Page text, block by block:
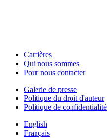
Footer
This
Site
Carrières
Qui nous sommes
Pour nous contacter
Footer
About
Galerie de presse
Politique du droit d'auteur
Politique de confidentialité
English
Français